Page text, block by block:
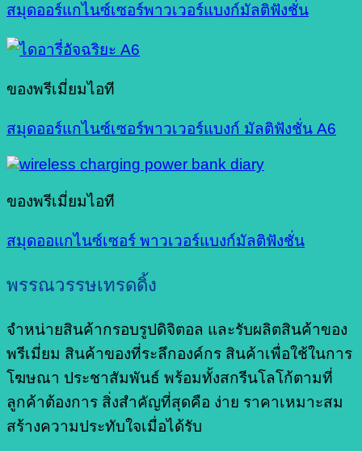
สมุดออร์แกไนซ์เซอร์พาวเวอร์แบงก์มัลติฟังชั่น
ของพรีเมี่ยมไอที
สมุดออร์แกไนซ์เซอร์พาวเวอร์แบงก์ มัลติฟังชั่น A6
ของพรีเมี่ยมไอที
สมุดออแกไนซ์เซอร์ พาวเวอร์แบงก์มัลติฟังชั่น
พรรณวรรษเทรดดิ้ง
จำหน่ายสินค้ากรอบรูปดิจิตอล และรับผลิตสินค้าของ
พรีเมี่ยม สินค้าของที่ระลึกองค์กร สินค้าเพื่อใช้ในการ
โฆษณา ประชาสัมพันธ์ พร้อมทั้งสกรีนโลโก้ตามที่
ลูกค้าต้องการ สิ่งสำคัญที่สุดคือ ง่าย ราคาเหมาะสม
สร้างความประทับใจเมื่อได้รับ